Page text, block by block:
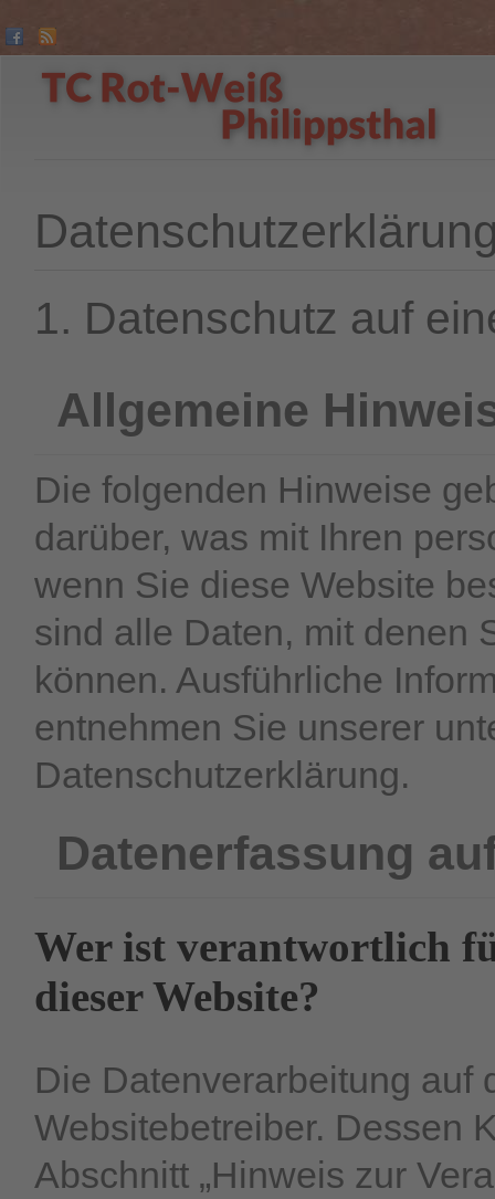
1. Datenschutz auf
Allgemeine
Die folgenden Hinweise
darüber, was mit Ihren
wenn Sie diese Website
sind alle Daten, mit denen
können. Ausführliche
entnehmen Sie unserer
Datenschutzerklärung.
Datenerfassung
Wer ist verantwortlich
dieser Website?
Die Datenverarbeitung auf
Websitebetreiber. Dessen
Abschnitt „Hinweis zur